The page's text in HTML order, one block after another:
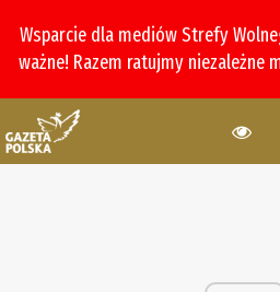
Wsparcie dla mediów Strefy
ważne! Razem ratujmy niezależne